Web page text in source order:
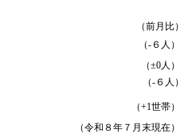
（前月比）
（-６人）
（±0人）
（-６人）
（+1世帯）
（令和８年７月末現在）